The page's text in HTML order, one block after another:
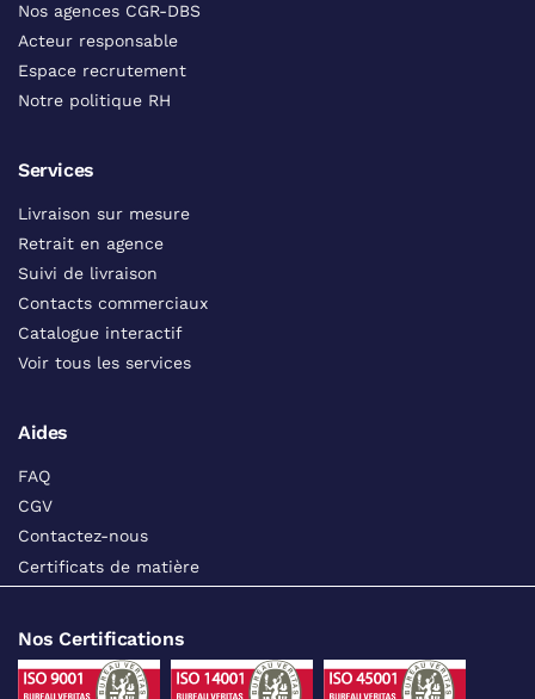
Nos agences CGR-DBS
Acteur responsable
Espace recrutement
Notre politique RH
Services
Livraison sur mesure
Retrait en agence
Suivi de livraison
Contacts commerciaux
Catalogue interactif
Voir tous les services
Aides
FAQ
CGV
Contactez-nous
Certificats de matière
Nos Certifications